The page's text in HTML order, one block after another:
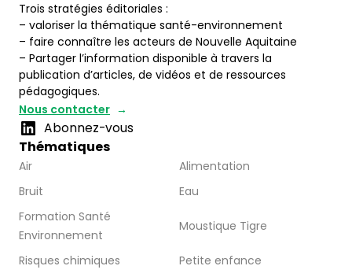
Trois stratégies éditoriales :
– valoriser la thématique santé-environnement
– faire connaître les acteurs de Nouvelle Aquitaine
– Partager l’information disponible à travers la
publication d’articles, de vidéos et de ressources
pédagogiques.
Nous contacter
Abonnez-vous
Thématiques
Air
Alimentation
Bruit
Eau
Formation Santé
Environnement
Moustique Tigre
Risques chimiques
Petite enfance